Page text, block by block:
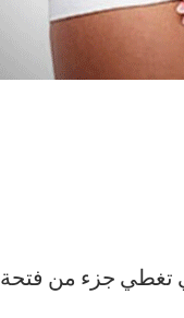
تغطي جزء من فتحة